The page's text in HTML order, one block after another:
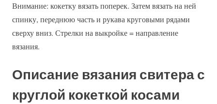
Внимание: кокетку вязать поперек. Затем вязать на ней
спинку, переднюю часть и рукава круговыми рядами
сверху вниз. Стрелки на выкройке = направление
вязания.
Описание вязания свитера с
круглой кокеткой косами